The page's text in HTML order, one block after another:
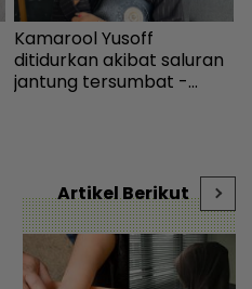
Kamarool Yusoff
ditidurkan akibat saluran
jantung tersumbat -
Artikel Berikut